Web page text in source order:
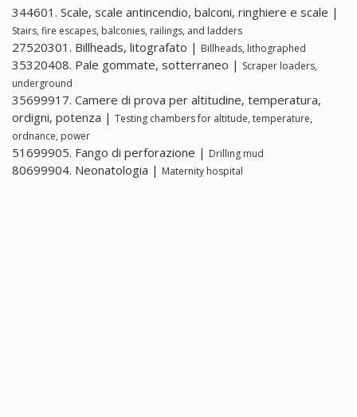
344601. Scale, scale antincendio, balconi, ringhiere e scale |
Stairs, fire escapes, balconies, railings, and ladders
27520301. Billheads, litografato | Billheads, lithographed
35320408. Pale gommate, sotterraneo | Scraper loaders,
underground
35699917. Camere di prova per altitudine, temperatura,
ordigni, potenza | Testing chambers for altitude, temperature,
ordnance, power
51699905. Fango di perforazione | Drilling mud
80699904. Neonatologia | Maternity hospital